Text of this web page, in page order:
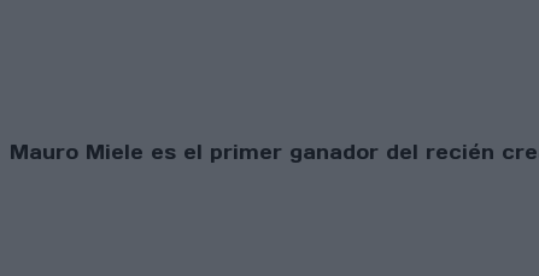
Mauro Miele es el primer ganador del recién